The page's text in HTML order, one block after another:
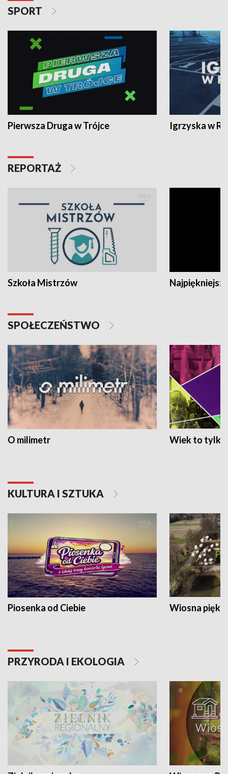
SPORT
Pierwsza Druga w Trójce Igrzyska w
REPORTAŻ
Szkoła Mistrzów
SPOŁECZEŃSTWO
O milimetr Wiek to tylko
KULTURA I SZTUKA
Piosenka od Ciebie Wiosna
PRZYRODA I EKOLOGIA